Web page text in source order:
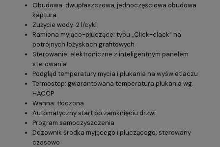
Obudowa: dwupłaszczowa, jednoczęściowa obudowa
kaptura
Zużycie wody: 2 l/cykl
Ramiona myjąco-płuczące: typu „Click-clack” na
potrójnych łożyskach grafitowych
Sterowanie: elektroniczne z inteligentnym panelem
sterowania
Podgląd temperatury mycia i płukania na wyświetlaczu
Termostop: gwarantowana temperatura płukania wg.
HACCP
Wanna: tłoczona
Automatyczny start po zamknięciu drzwi
Program samoczyszczenia
Dozownik środka myjącego i płuczącego: sterowany
czasowo